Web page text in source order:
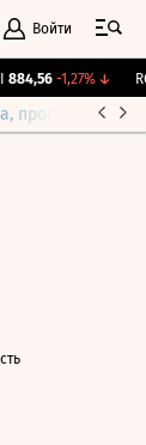
Войти
884,56 -1,27%↓
прогнозы